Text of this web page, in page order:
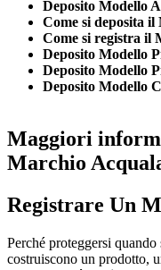
Deposito Modello
Come si deposita il
Come si registra il
Deposito Modello
Deposito Modello
Deposito Modello
Maggiori
Marchio
Registrare Un
Perché proteggersi
costruiscono un prodotto,